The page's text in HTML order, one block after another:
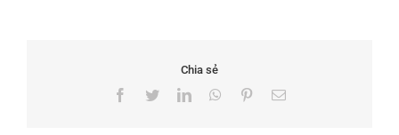
Chia sẻ
Facebook
TwitterLinkedInWhatsApp
PinterestEmail